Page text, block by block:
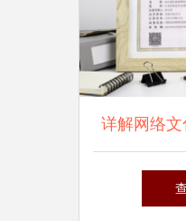
详解网络文
请流